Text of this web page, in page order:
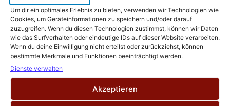
Um dir ein optimales Erlebnis zu bieten, verwenden wir Technologien wie
Cookies, um Geräteinformationen zu speichern und/oder darauf
zuzugreifen. Wenn du diesen Technologien zustimmst, können wir Daten
wie das Surfverhalten oder eindeutige IDs auf dieser Website verarbeiten.
Wenn du deine Einwilligung nicht erteilst oder zurückziehst, können
bestimmte Merkmale und Funktionen beeinträchtigt werden.
Dienste verwalten
Akzeptieren
Email*